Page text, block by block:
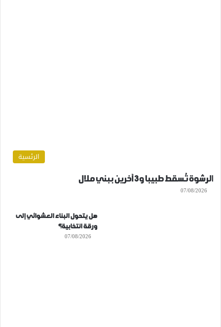
الرئسية
الرشوة تُسقط طبيبا و3 آخرين ببني ملال
07/08/2026
هل يتحول البناء العشوائي إلى
ورقة انتخابية؟
07/08/2026